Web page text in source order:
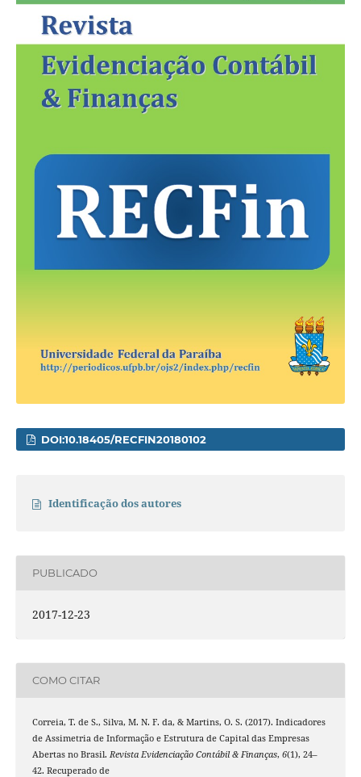
DOI:10.18405/RECFIN20180102
Identificação dos autores
PUBLICADO
2017-12-23
COMO CITAR
Correia, T. de S., Silva, M. N. F. da, & Martins, O. S. (2017). Indicadores
de Assimetria de Informação e Estrutura de Capital das Empresas
Abertas no Brasil. Revista Evidenciação Contábil & Finanças, 6(1), 24–
42. Recuperado de